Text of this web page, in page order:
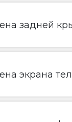
задней
экрана